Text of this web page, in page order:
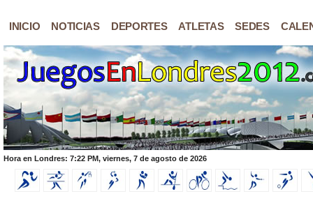
INICIO NOTICIAS DEPORTES ATLETAS SEDES
Hora en Londres: 7:22 PM, viernes, 7 de agosto de 2026